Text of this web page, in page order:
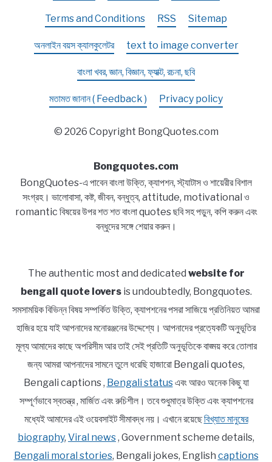
Terms and Conditions RSS Sitemap
অনলাইন বয়স ক্যালকুলেটর text to image converter
বাংলা খবর, জ্ঞান, বিজ্ঞান, ফ্যাক্ট, রচনা, ছবি
মতামত জানান ( Feedback ) Privacy policy
© 2026 Copyright BongQuotes.com
Bongquotes.com
BongQuotes-এ পাবেন বাংলা উক্তি, ক্যাপশন, স্ট্যাটাস ও শায়েরীর বিশাল
সংগ্রহ। ভালোবাসা, কষ্ট, জীবন, বন্ধুত্ব, attitude, motivational ও
romantic বিষয়ের উপর শত শত বাংলা quotes ছবি সহ পড়ুন, কপি করুন এবং
বন্ধুদের সঙ্গে শেয়ার করুন।
The authentic most and dedicated website for
bengali quote loversis undoubtedly, Bongquotes.
সমসাময়িক বিভিন্ন বিষয় সম্পর্কিত উক্তি, ক্যাপশনের পসরা সাজিয়ে প্রতিনিয়ত আমরা
হাজির হয়ে যাই আপনাদের মনোরঞ্জনের উদ্দেশ্যে। আপনাদের প্রত্যেকটি অনুভূতির
মূল্য আমাদের কাছে অপরিসীম আর তাই সেই প্রতিটি অনুভূতিকে বাঙ্ময় করে তোলার
জন্য আমরা আপনাদের সামনে তুলে ধরেছি হাজারো Bengali quotes,
Bengali captions , Bengali statusএবং আরও অনেক কিছু যা
সম্পূর্ণভাবে স্বতন্ত্র , মার্জিত এবং রুচিশীল। তবে শুধুমাত্র উক্তি এবং ক্যাপশনের
মধ্যেই আমাদের এই ওয়েবসাইট সীমাবদ্ধ নয়। এখানে রয়েছেবিখ্যাত মানুষের
biography, Viral news, Government scheme details,
Bengali moral stories, Bengali jokes, English captions